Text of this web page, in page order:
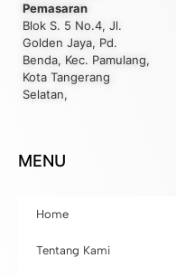
Pemasaran
Blok S. 5 No.4, Jl.
Golden Jaya, Pd.
Benda, Kec. Pamulang,
Kota Tangerang
Selatan,
MENU
Home
Tentang Kami